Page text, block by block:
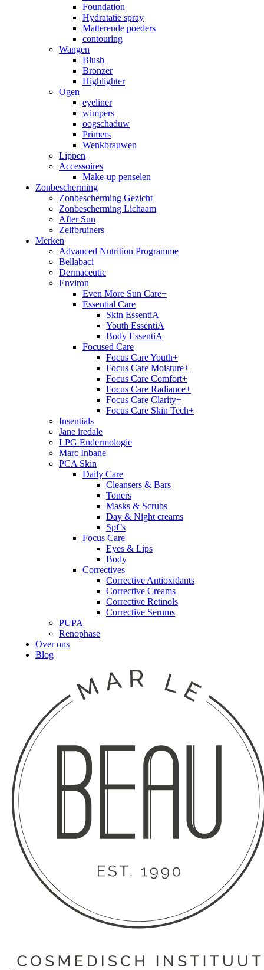
Foundation
Hydratatie spray
Matterende poeders
contouring
Wangen
Blush
Bronzer
Highlighter
Ogen
eyeliner
wimpers
oogschaduw
Primers
Wenkbrauwen
Lippen
Accessoires
Make-up penselen
Zonbescherming
Zonbescherming Gezicht
Zonbescherming Lichaam
After Sun
Zelfbruiners
Merken
Advanced Nutrition Programme
Bellabaci
Dermaceutic
Environ
Even More Sun Care+
Essential Care
Skin EssentiA
Youth EssentiA
Body EssentiA
Focused Care
Focus Care Youth+
Focus Care Moisture+
Focus Care Comfort+
Focus Care Radiance+
Focus Care Clarity+
Focus Care Skin Tech+
Insentials
Jane iredale
LPG Endermologie
Marc Inbane
PCA Skin
Daily Care
Cleansers & Bars
Toners
Masks & Scrubs
Day & Night creams
Spf’s
Focus Care
Eyes & Lips
Body
Correctives
Corrective Antioxidants
Corrective Creams
Corrective Retinols
Corrective Serums
PUPA
Renophase
Over ons
Blog